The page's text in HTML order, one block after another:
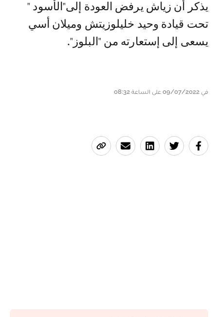
يذكر أن زياش يرفض العودة إلى"الأسود "
تحت قيادة وحيد خليلوزيتش وميلان أسي
يسعى إلى إستعارته من "البلوز".
في 09/07/2022 على الساعة 08:32